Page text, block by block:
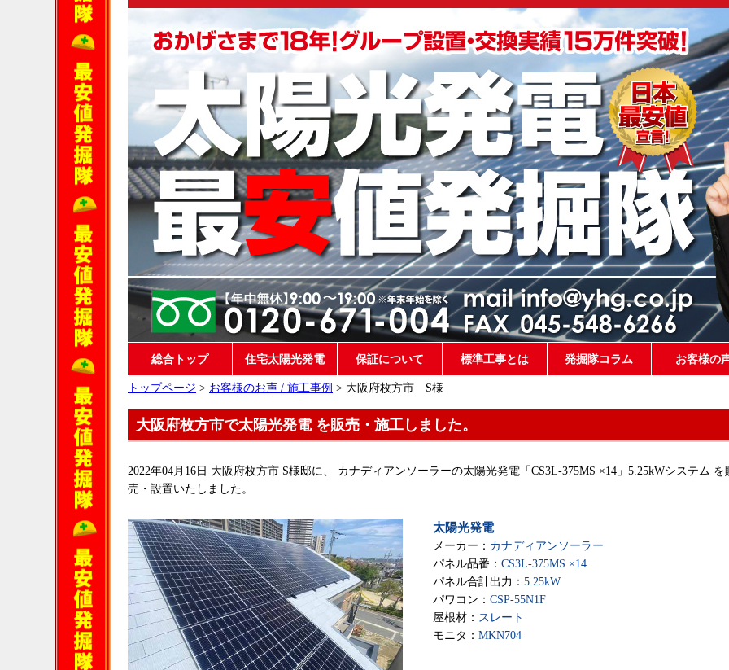
総合トップ 住宅太陽光発電 保証について 標準工事とは 発掘隊コラム お客様の
トップページ > お客様のお声 / 施工事例 > 大阪府枚方市 S様
大阪府枚方市で太陽光発電 を販売・施工しました。
2022年04月16日 大阪府枚方市 S様邸に、 カナディアンソーラーの太陽光発電「CS3L-375MS ×14」5.25kWシステム を
売・設置いたしました。
太陽光発電
メーカー： カナディアンソーラー
パネル品番： CS3L-375MS ×14
パネル合計出力： 5.25kW
パワコン： CSP-55N1F
屋根材： スレート
モニタ： MKN704